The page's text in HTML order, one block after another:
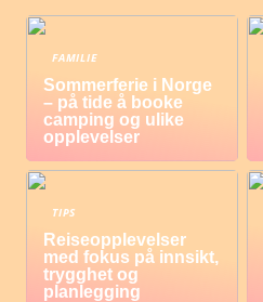
FAMILIE
Sommerferie i Norge
– på tide å booke
camping og ulike
opplevelser
TIPS
Reiseopplevelser
med fokus på innsikt,
trygghet og
planlegging